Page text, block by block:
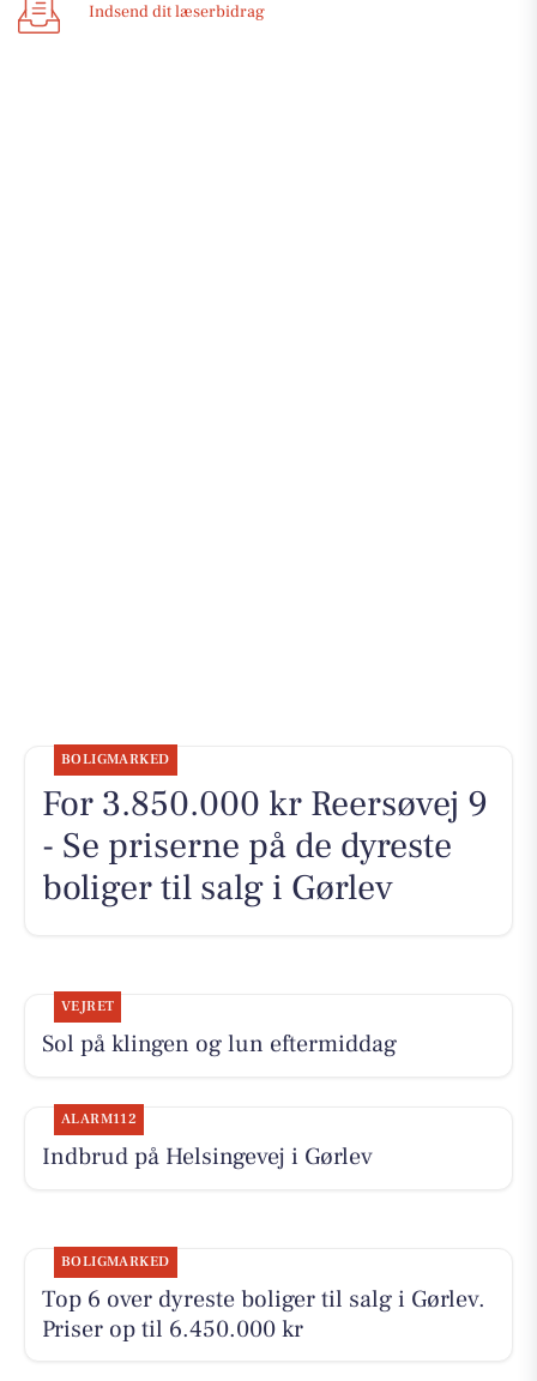
Indsend dit læserbidrag
BOLIGMARKED
For 3.850.000 kr Reersøvej 9
- Se priserne på de dyreste
boliger til salg i Gørlev
VEJRET
Sol på klingen og lun eftermiddag
ALARM112
Indbrud på Helsingevej i Gørlev
BOLIGMARKED
Top 6 over dyreste boliger til salg i Gørlev.
Priser op til 6.450.000 kr